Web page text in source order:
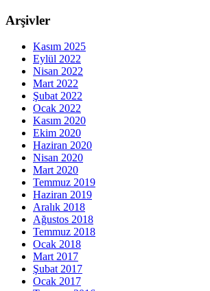
Arşivler
Kasım 2025
Eylül 2022
Nisan 2022
Mart 2022
Şubat 2022
Ocak 2022
Kasım 2020
Ekim 2020
Haziran 2020
Nisan 2020
Mart 2020
Temmuz 2019
Haziran 2019
Aralık 2018
Ağustos 2018
Temmuz 2018
Ocak 2018
Mart 2017
Şubat 2017
Ocak 2017